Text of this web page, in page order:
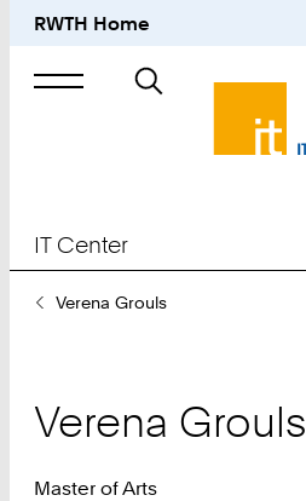
RWTH Home
Suche
nach
IT Center
SieVerena Grouls
Verena Grouls
Master of Arts